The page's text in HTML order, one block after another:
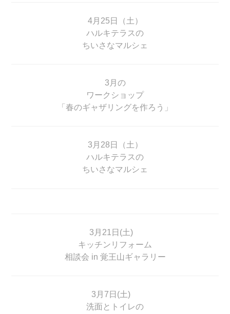
4月25日（土）
ハルキテラスの
ちいさなマルシェ
3月の
ワークショップ
「春のギャザリングを作ろう」
3月28日（土）
ハルキテラスの
ちいさなマルシェ
3月21日(土)
キッチンリフォーム
相談会 in 覚王山ギャラリー
3月7日(土)
洗面とトイレの